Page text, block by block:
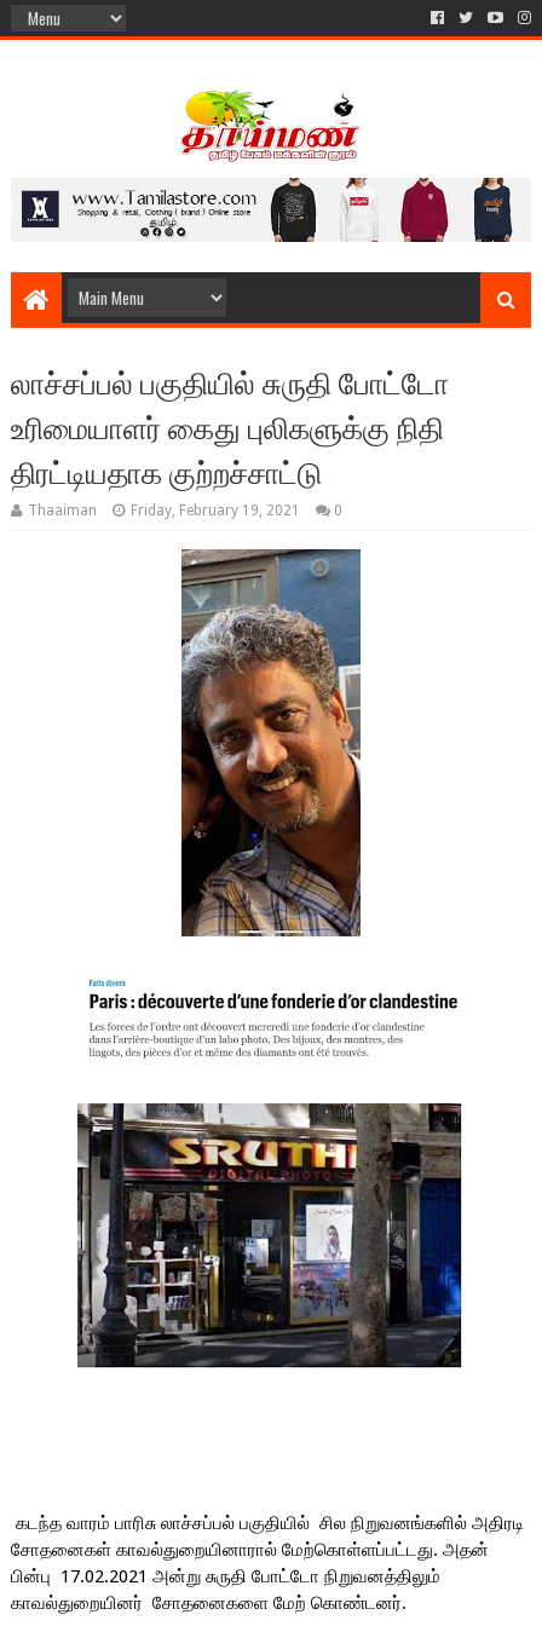
லாச்சப்பல் பகுதியில் சுருதி போட்டோ
உரிமையாளர் கைது புலிகளுக்கு நிதி
திரட்டியதாக குற்றச்சாட்டு
Thaaiman Friday, February 19, 2021 0
கடந்த வாரம் பாரிசு லாச்சப்பல் பகுதியில்  சில நிறுவனங்களில் அதிரடி
சோதனைகள் காவல்துறையினாரால் மேற்கொள்ளப்பட்டது. அதன்
பின்பு  17.02.2021 அன்று சுருதி போட்டோ நிறுவனத்திலும்
காவல்துறையினர்  சோதனைகளை மேற் கொண்டனர்.